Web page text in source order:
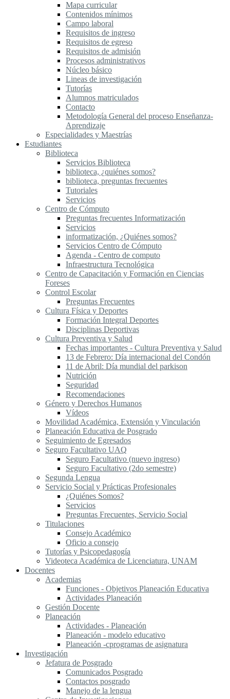
Mapa curricular
Contenidos mínimos
Campo laboral
Requisitos de ingreso
Requisitos de egreso
Requisitos de admisión
Procesos administrativos
Núcleo básico
Lineas de investigación
Tutorías
Alumnos matriculados
Contacto
Metodología General del proceso Enseñanza-
Aprendizaje
Especialidades y Maestrías
Estudiantes
Biblioteca
Servicios Biblioteca
biblioteca, ¿quiénes somos?
biblioteca, preguntas frecuentes
Tutoriales
Servicios
Centro de Cómputo
Preguntas frecuentes Informatización
Servicios
informatización, ¿Quiénes somos?
Servicios Centro de Cómputo
Agenda - Centro de computo
Infraestructura Tecnológica
Centro de Capacitación y Formación en Ciencias
Foreses
Control Escolar
Preguntas Frecuentes
Cultura Física y Deportes
Formación Integral Deportes
Disciplinas Deportivas
Cultura Preventiva y Salud
Fechas importantes - Cultura Preventiva y Salud
13 de Febrero: Día internacional del Condón
11 de Abril: Día mundial del parkison
Nutrición
Seguridad
Recomendaciones
Género y Derechos Humanos
Vídeos
Movilidad Académica, Extensión y Vinculación
Planeación Educativa de Posgrado
Seguimiento de Egresados
Seguro Facultativo UAQ
Seguro Facultativo (nuevo ingreso)
Seguro Facultativo (2do semestre)
Segunda Lengua
S​ervicio Social y Prácticas Profesionales
¿Quiénes Somos?
Servicios
Preguntas Frecuentes, Servicio Social
Titulaciones
Consejo Académico
Oficio a consejo
Tutorías y Psicopedagogía
Videoteca Académica de Licenciatura, UNAM
Docentes
Academias
Funciones - Objetivos Planeación Educativa
Actividades Planeación
Gestión Docente
Planeación
Actividades - Planeación
Planeación - modelo educativo
Planeación -cprogramas de asignatura
Investigación
Jefatura de Posgrado
Comunicados Posgrado
Contactos posgrado
Manejo de la lengua